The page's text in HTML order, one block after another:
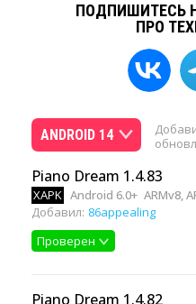
ПОДПИШИТЕСЬ
ПРО
ANDROID 14
Piano Dream 1.4.83
XAPK Android 6.0+ ARMv8,
Добавил: 86appealing
Проверен
Piano Dream 1.4.82